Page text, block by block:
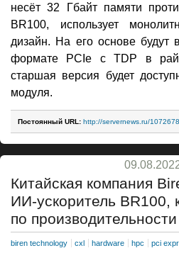
несёт 32 Гбайт памяти
BR100, использует
дизайн. На его основе будут
формате PCIe с TDP в
старшая версия будет
модуля.
Постоянный URL: http://servernews.ru/1072678
Китайская компания
ИИ-ускоритель BR100,
по
biren technology cxl hardware hpc pci